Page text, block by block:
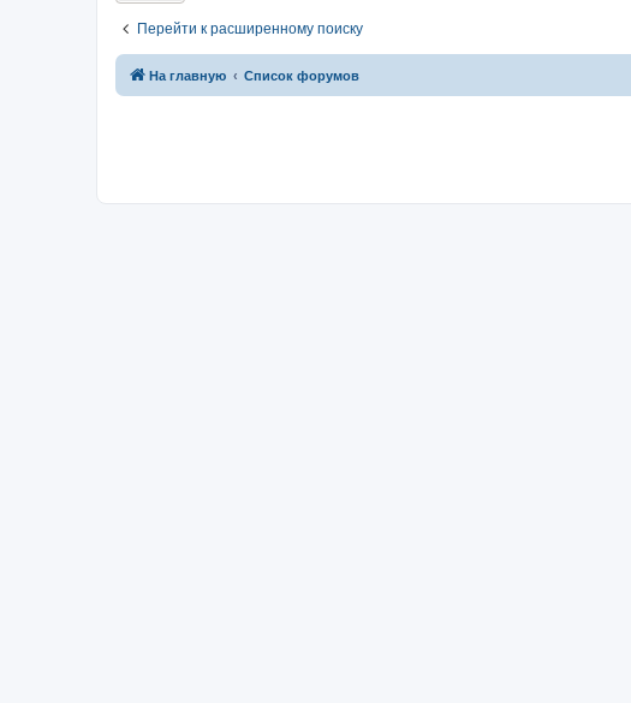
Перейти к расширенному поиску
На главную Список форумов